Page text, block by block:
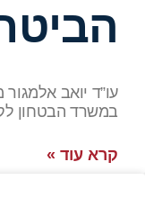
עו”ד יואב
במשרד הבטחון
קרא עוד »